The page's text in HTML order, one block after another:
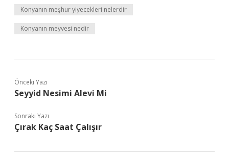
Konyanın meşhur yiyecekleri nelerdir
Konyanın meyvesi nedir
Önceki Yazı
Seyyid Nesimi Alevi Mi
Sonraki Yazı
Çırak Kaç Saat Çalışır